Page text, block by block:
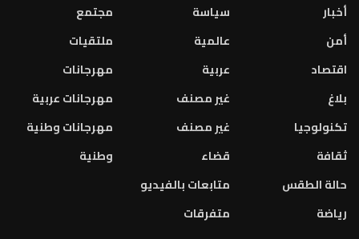
أخبار
أمن
اقتصاد
بلاغ
تكنولوجيا
ثقافة
حالة الطقس
رياضة
سياسة
عالمية
عربية
غير مصنف
غير مصنف
قضاء
متابعات بالفيديو
متفرقات
مجتمع
ملتقيات
مهرجانات
مهرجانات عربية
مهرجانات وطنية
وطنية